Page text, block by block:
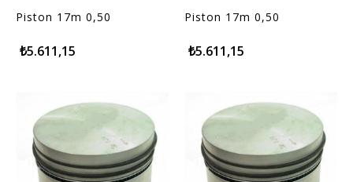
Piston 17m 0,50
₺5.611,15
Piston 17m 0,50
₺5.611,15